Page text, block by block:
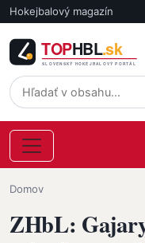
Skočiť na hlavný obsah
Hokejbalový magazín
Omrvinka
Domov
ZHbL: